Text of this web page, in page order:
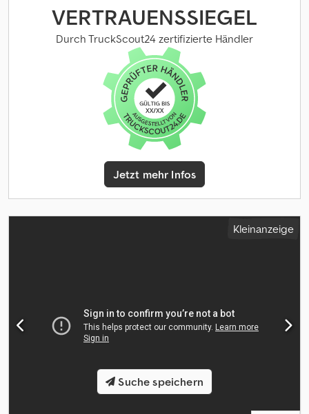
VERTRAUENSSIEGEL
Durch TruckScout24 zertifizierte Händler
Jetzt mehr Infos
Kleinanzeige
Suche speichern